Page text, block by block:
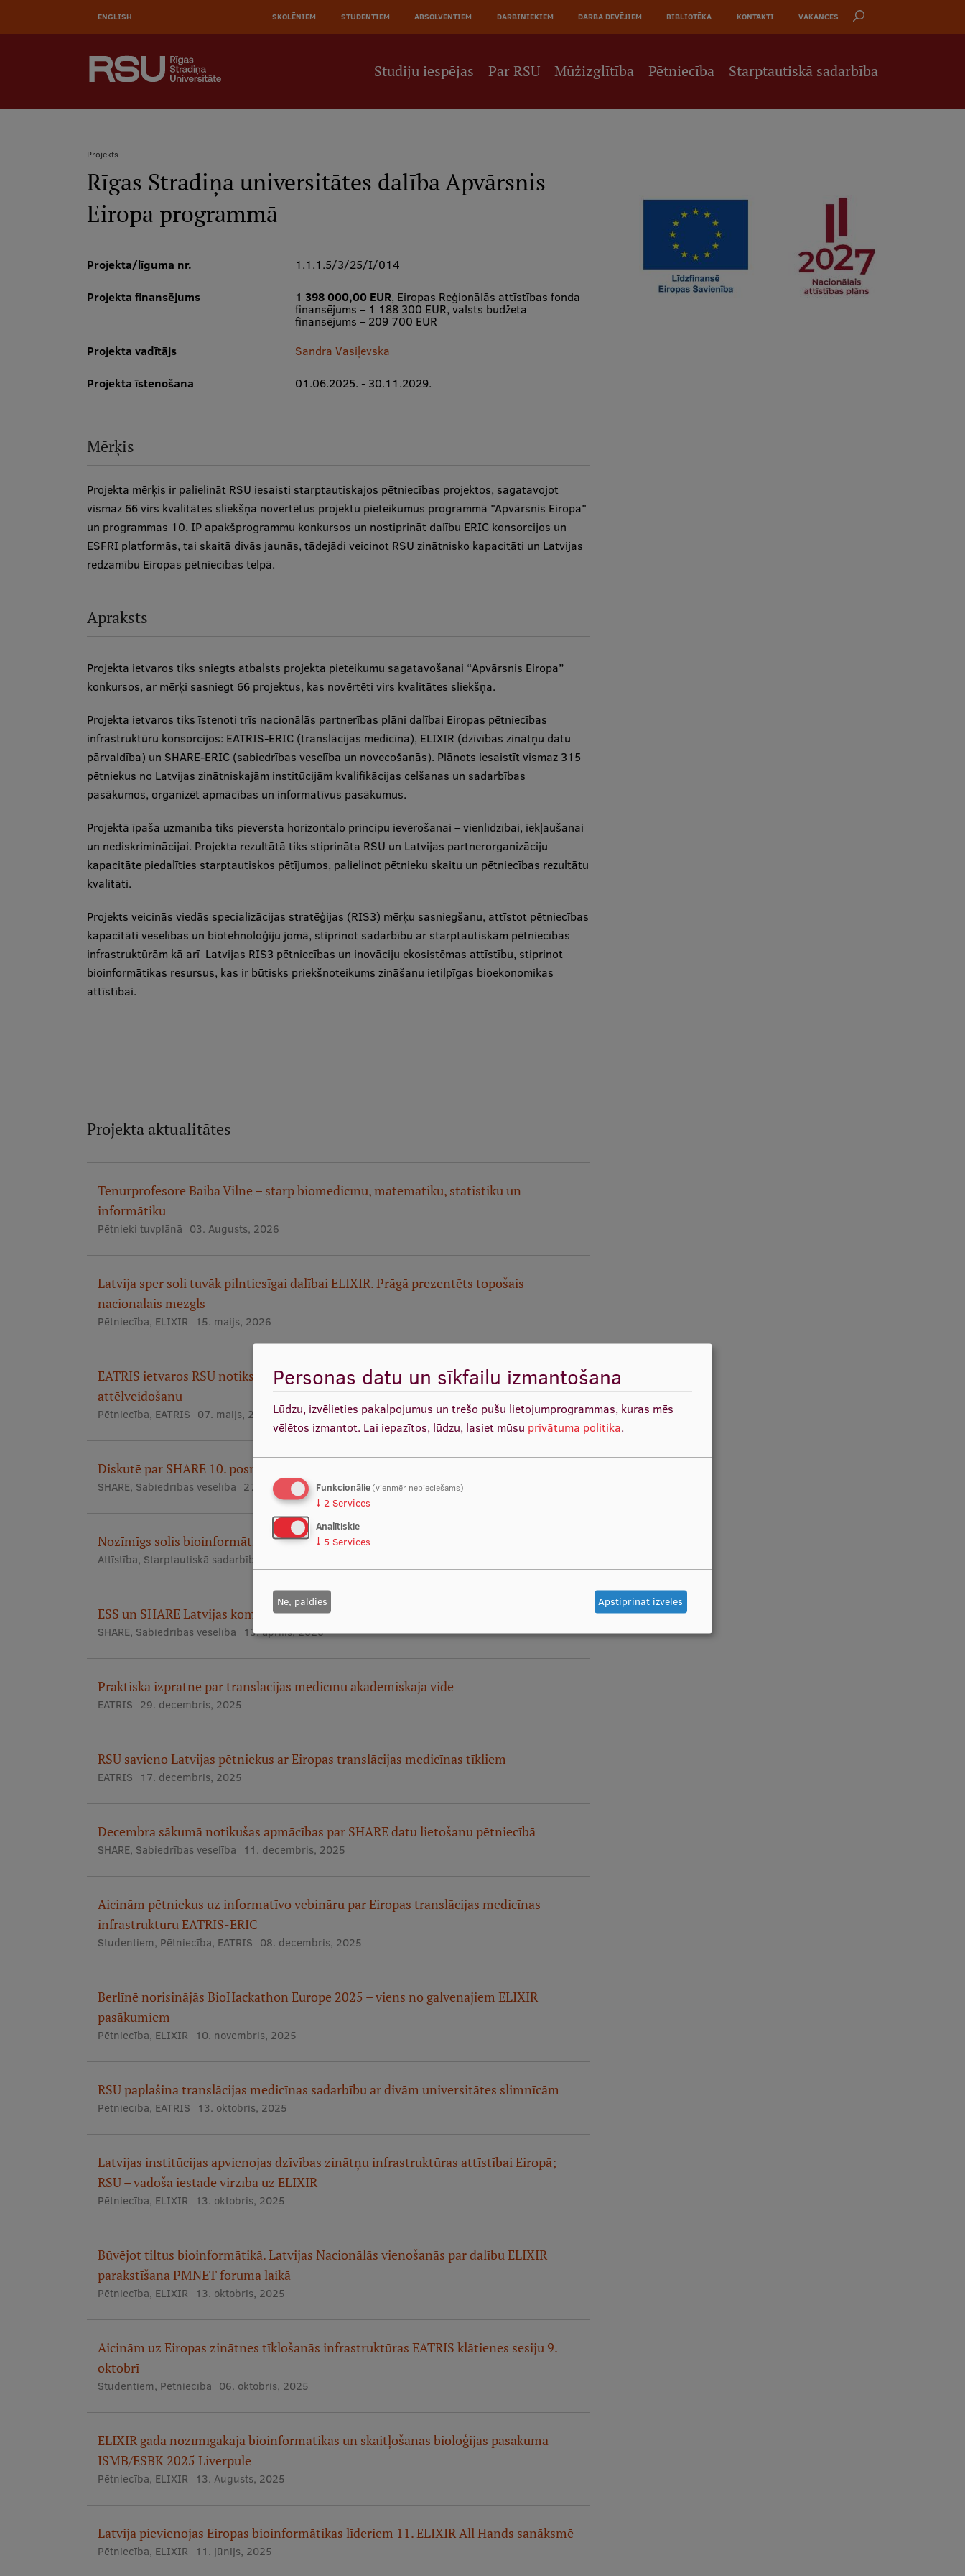
ENGLISH SKOLĒNIEM STUDENTIEM ABSOLVENTIEM DARBINIEKIEM DARBA DEVĒJIEM BIBLIOTĒKA KONTAKTI VAKANCES
Galvenā
Studiju iespējas Par RSU Mūžizglītība Pētniecība Starptautiskā sadarbība
Atpakaļceļš
Projekts
Rīgas Stradiņa universitātes dalība Apvārsnis
Eiropa programmā
Projekta/līguma nr. 1.1.1.5/3/25/I/014
Projekta finansējums 1 398 000,00 EUR, Eiropas Reģionālās attīstības fonda
finansējums – 1 188 300 EUR, valsts budžeta
finansējums – 209 700 EUR
Projekta vadītājs
Sandra Vasiļevska
Projekta īstenošana 01.06.2025. - 30.11.2029.
Mērķis
Projekta mērķis ir palielināt RSU iesaisti starptautiskajos pētniecības projektos, sagatavojot
vismaz 66 virs kvalitātes sliekšņa novērtētus projektu pieteikumus programmā "Apvārsnis Eiropa"
un programmas 10. IP apakšprogrammu konkursos un nostiprināt dalību ERIC konsorcijos un
ESFRI platformās, tai skaitā divās jaunās, tādejādi veicinot RSU zinātnisko kapacitāti un Latvijas
redzamību Eiropas pētniecības telpā.
Apraksts
Projekta ietvaros tiks sniegts atbalsts projekta pieteikumu sagatavošanai “Apvārsnis Eiropa”
konkursos, ar mērķi sasniegt 66 projektus, kas novērtēti virs kvalitātes sliekšņa.
Projekta ietvaros tiks īstenoti trīs nacionālās partnerības plāni dalībai Eiropas pētniecības
infrastruktūru konsorcijos: EATRIS-ERIC (translācijas medicīna), ELIXIR (dzīvības zinātņu datu
pārvaldība) un SHARE-ERIC (sabiedrības veselība un novecošanās). Plānots iesaistīt vismaz 315
pētniekus no Latvijas zinātniskajām institūcijām kvalifikācijas celšanas un sadarbības
pasākumos, organizēt apmācības un informatīvus pasākumus.
Projektā īpaša uzmanība tiks pievērsta horizontālo principu ievērošanai – vienlīdzībai, iekļaušanai
un nediskriminācijai. Projekta rezultātā tiks stiprināta RSU un Latvijas partnerorganizāciju
kapacitāte piedalīties starptautiskos pētījumos, palielinot pētnieku skaitu un pētniecības rezultātu
kvalitāti.
Projekts veicinās viedās specializācijas stratēģijas (RIS3) mērķu sasniegšanu, attīstot pētniecības
kapacitāti veselības un biotehnoloģiju jomā, stiprinot sadarbību ar starptautiskām pētniecības
infrastruktūrām kā arī Latvijas RIS3 pētniecības un inovāciju ekosistēmas attīstību, stiprinot
bioinformātikas resursus, kas ir būtisks priekšnoteikums zināšanu ietilpīgas bioekonomikas
attīstībai.
Projekta aktualitātes
Tenūrprofesore Baiba Vilne – starp biomedicīnu, matemātiku, statistiku un
informātiku
Pētnieki tuvplānā 03. Augusts, 2026
Latvija sper soli tuvāk pilntiesīgai dalībai ELIXIR. Prāgā prezentēts topošais
nacionālais mezgls
Pētniecība, ELIXIR 15. maijs, 2026
EATRIS ietvaros RSU notiks pasākums par spektrālās plūsmas citometriju ar
attēlveidošanu
Pētniecība, EATRIS 07. maijs, 2026
Diskutē par SHARE 10. posma norisi pētījuma valstīs
SHARE, Sabiedrības veselība 27. aprīlis, 2026
Nozīmīgs solis bioinformātikas attīstībā: Latvija kļūst par ELIXIR novērotājvalsti
Attīstība, Starptautiskā sadarbība
ESS un SHARE Latvijas komandas aicina uz sesiju LU konferencē
SHARE, Sabiedrības veselība 13. aprīlis, 2026
Praktiska izpratne par translācijas medicīnu akadēmiskajā vidē
EATRIS 29. decembris, 2025
RSU savieno Latvijas pētniekus ar Eiropas translācijas medicīnas tīkliem
EATRIS 17. decembris, 2025
Decembra sākumā notikušas apmācības par SHARE datu lietošanu pētniecībā
SHARE, Sabiedrības veselība 11. decembris, 2025
Aicinām pētniekus uz informatīvo vebināru par Eiropas translācijas medicīnas
infrastruktūru EATRIS-ERIC
Studentiem, Pētniecība, EATRIS 08. decembris, 2025
Berlīnē norisinājās BioHackathon Europe 2025 – viens no galvenajiem ELIXIR
pasākumiem
Pētniecība, ELIXIR 10. novembris, 2025
RSU paplašina translācijas medicīnas sadarbību ar divām universitātes slimnīcām
Pētniecība, EATRIS 13. oktobris, 2025
Latvijas institūcijas apvienojas dzīvības zinātņu infrastruktūras attīstībai Eiropā;
RSU – vadošā iestāde virzībā uz ELIXIR
Pētniecība, ELIXIR 13. oktobris, 2025
Būvējot tiltus bioinformātikā. Latvijas Nacionālās vienošanās par dalību ELIXIR
parakstīšana PMNET foruma laikā
Pētniecība, ELIXIR 13. oktobris, 2025
Aicinām uz Eiropas zinātnes tīklošanās infrastruktūras EATRIS klātienes sesiju 9.
oktobrī
Studentiem, Pētniecība 06. oktobris, 2025
ELIXIR gada nozīmīgākajā bioinformātikas un skaitļošanas bioloģijas pasākumā
ISMB/ESBK 2025 Liverpūlē
Pētniecība, ELIXIR 13. Augusts, 2025
Latvija pievienojas Eiropas bioinformātikas līderiem 11. ELIXIR All Hands sanāksmē
Pētniecība, ELIXIR 11. jūnijs, 2025
Personas datu un sīkfailu izmantošana
Lūdzu, izvēlieties pakalpojumus un trešo pušu lietojumprogrammas, kuras mēs
vēlētos izmantot. Lai iepazītos, lūdzu, lasiet mūsu privātuma politika.
Funkcionālie(vienmēr nepieciešams)
↓ 2 Services
Analītiskie
↓ 5 Services
Nē, paldies Apstiprināt izvēles